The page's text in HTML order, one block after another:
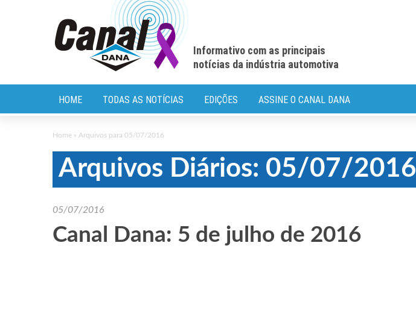
Informativo com as principais
notícias da indústria automotiva
HOME TODAS AS NOTÍCIAS EDIÇÕES ASSINE O CANAL DANA
Home » Arquivos para 05/07/2016
Arquivos Diários: 05/07/2016
05/07/2016
Canal Dana: 5 de julho de 2016